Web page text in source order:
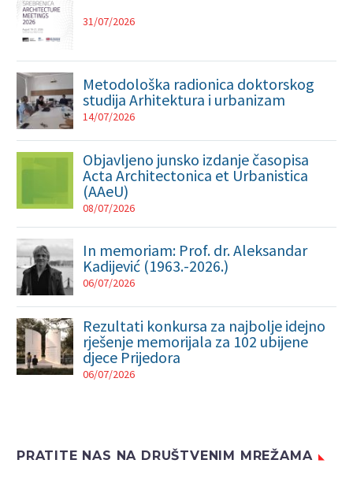
31/07/2026
Metodološka radionica doktorskog
studija Arhitektura i urbanizam
14/07/2026
Objavljeno junsko izdanje časopisa
Acta Architectonica et Urbanistica
(AAeU)
08/07/2026
In memoriam: Prof. dr. Aleksandar
Kadijević (1963.-2026.)
06/07/2026
Rezultati konkursa za najbolje idejno
rješenje memorijala za 102 ubijene
djece Prijedora
06/07/2026
PRATITE NAS NA DRUŠTVENIM MREŽAMA